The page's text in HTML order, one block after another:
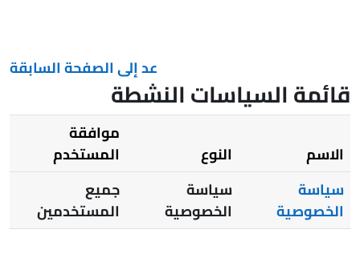
عد إلى الصفحة السابقة
قائمة السياسات النشطة
الاسم النوع
موافقة
المستخدم
سياسة
الخصوصية
سياسة
الخصوصية
جميع
المستخدمين